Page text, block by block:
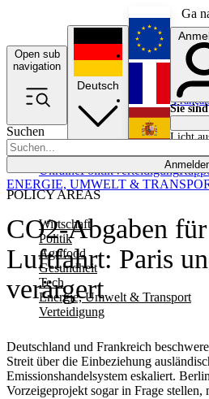
Ga
Open sub
navigation
Suchen
POLICY AREAS
Wirtschaft
Politik
Agrifood
Gesundheit
Tech
Energie, Umwelt & Transport
Verteidigung
UkrainePolitikVerteidigung
Deutsch
English
Sie
Licht
CO2-Abgaben
Luftfahrt: Paris
verärgert
Deutschland und Frankreich
Streit über die Einbeziehung
Emissionshandelsystem eskaliert.
Vorzeigeprojekt sogar in Frage stellen,
ENERGIE, UMWELT &